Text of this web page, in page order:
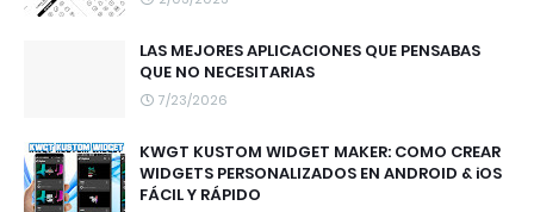
LAS MEJORES APLICACIONES QUE PENSABAS
QUE NO NECESITARIAS
7/23/2026
KWGT KUSTOM WIDGET MAKER: COMO CREAR
WIDGETS PERSONALIZADOS EN ANDROID & iOS
FÁCIL Y RÁPIDO